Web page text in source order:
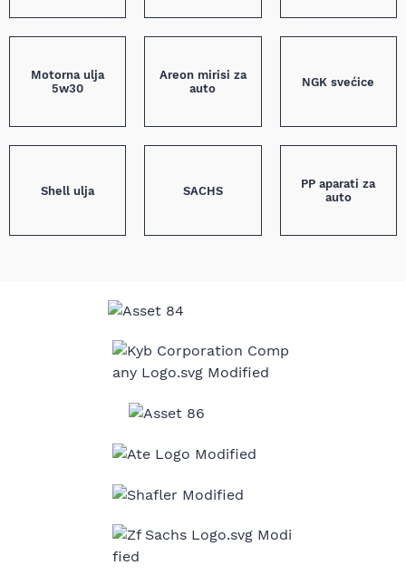
Motorna ulja
5w30
Areon mirisi za
auto
NGK svećice
Shell ulja SACHS
PP aparati za
auto